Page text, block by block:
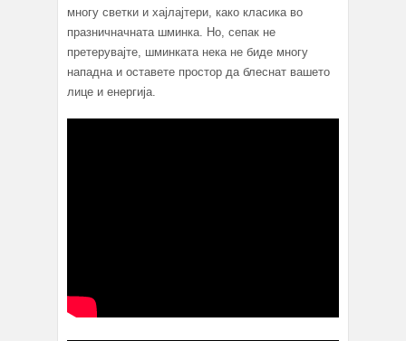
многу светки и хајлајтери, како класика во
празничначната шминка. Но, сепак не
претерувајте, шминката нека не биде многу
нападна и оставете простор да блеснат вашето
лице и енергија.